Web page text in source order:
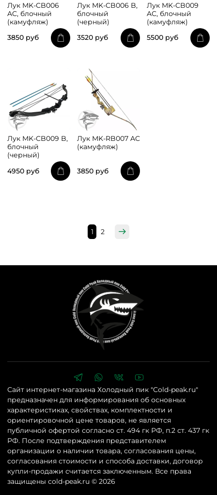
Лук MK-CB006
AC, блочный
(камуфляж)
3850 руб
Лук MK-CB006 B,
блочный
(черный)
3520 руб
Лук MK-CB009
AC, блочный
(камуфляж)
5500 руб
Лук MK-CB009 B,
блочный
(черный)
4950 руб
Лук MK-RB007 AC
(камуфляж)
3850 руб
1 2
Сайт интернет-магазина Холодный пик "Cold-peak.ru"
предназначен для информирования об основных
характеристиках, свойствах, комплектности и
ориентировочной цене товаров, не является
публичной офертой согласно ст. 494 гк РФ, п.2 ст. 437 гк
РФ. После подтверждения представителем
организации о наличии товара, согласования цены,
согласования стоимости и способа доставки, договор
купли-продажи считается заключенным. Все права
защищены cold-peak.ru © 2026